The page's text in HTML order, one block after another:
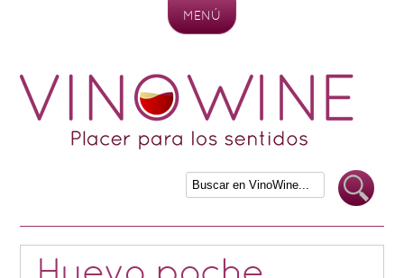
MENÚ